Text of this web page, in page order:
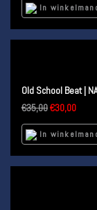
In
Old School Beat |
€35,00€30,00
In